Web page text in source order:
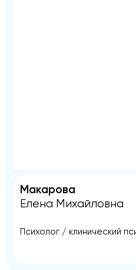
Макарова
Елена Михайловна
Психолог / клинический